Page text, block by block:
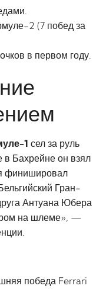
2 (7 побед за
в первом году.
1 сел за руль
в Бахрейне он взял
финишировал
Гран-
Антуана Юбера
на шлеме», —
победа Ferrari